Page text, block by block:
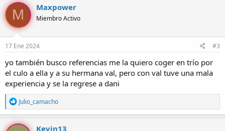
M Maxpower
Miembro Activo
17 Ene 2024 #3
yo también busco referencias me la quiero coger en trío por
el culo a ella y a su hermana val, pero con val tuve una mala
experiencia y se la regrese a dani
R
e
a
c
Julio_camacho
Kevin13